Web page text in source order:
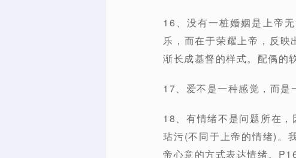
16、没有一桩婚姻是上帝
乐，而在于荣耀上帝，反
渐长成基督的样式。配偶的
17、爱不是一种感觉，而
18、有情绪不是问题所在
玷污(不同于上帝的情绪)。
帝心意的方式表达情绪。